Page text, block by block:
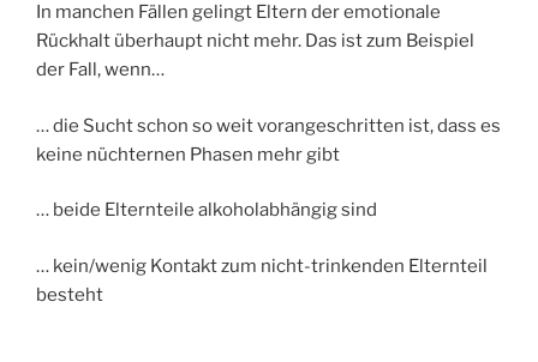
In manchen Fällen gelingt Eltern der emotionale
Rückhalt überhaupt nicht mehr. Das ist zum Beispiel
der Fall, wenn…
… die Sucht schon so weit vorangeschritten ist, dass es
keine nüchternen Phasen mehr gibt
… beide Elternteile alkoholabhängig sind
… kein/wenig Kontakt zum nicht-trinkenden Elternteil
besteht